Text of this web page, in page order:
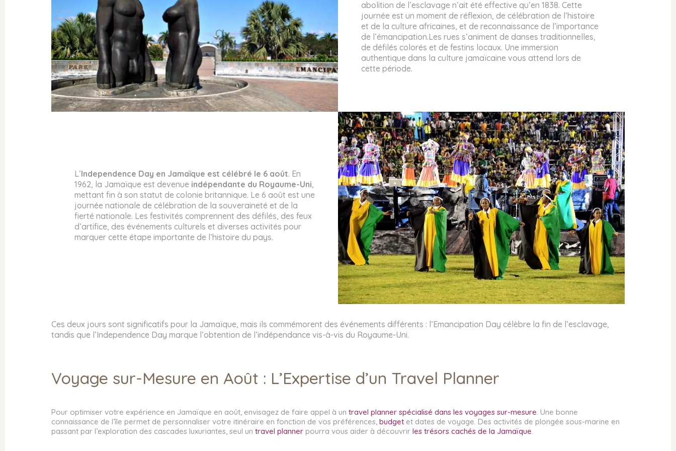
abolition de l’esclavage n’ait été effective qu’en 1838. Cette
journée est un moment de réflexion, de célébration de l’histoire
et de la culture africaines, et de reconnaissance de l’importance
de l’émancipation.Les rues s’animent de danses traditionnelles,
de défilés colorés et de festins locaux. Une immersion
authentique dans la culture jamaïcaine vous attend lors de
cette période.
L’Independence Day en Jamaïque est célébré le 6 août. En
1962, la Jamaïque est devenue indépendante du Royaume-Uni
mettant fin à son statut de colonie britannique. Le 6 août est une
journée nationale de célébration de la souveraineté et de la
fierté nationale. Les festivités comprennent des défilés, des feux
d’artifice, des événements culturels et diverses activités pour
marquer cette étape importante de l’histoire du pays.
Ces deux jours sont significatifs pour la Jamaïque, mais ils commémorent des événements différents : l’Emancipation Day célèbre la fin de l’esclavage,
tandis que l’Independence Day marque l’obtention de l’indépendance vis-à-vis du Royaume-Uni.
Voyage sur-Mesure en Août : L’Expertise d’un Travel Planner
Pour optimiser votre expérience en Jamaïque en août, envisagez de faire appel à un travel planner spécialisé dans les voyages sur-mesure . Une bonne
connaissance de l’île permet de personnaliser votre itinéraire en fonction de vos préférences, budget et dates de voyage. Des activités de plongée sous-marine en
passant par l’exploration des cascades luxuriantes, seul un travel planner pourra vous aider à découvrir les trésors cachés de la Jamaïque
QUI SUIS-JE ?
FAQ : FOIRE AUX QUESTIONS